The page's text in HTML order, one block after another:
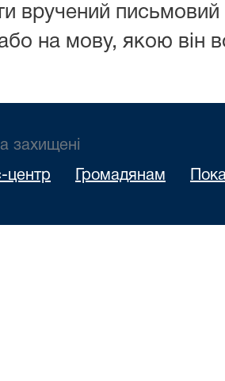
вручений
на мову, якою він
захищені
центр Громадянам